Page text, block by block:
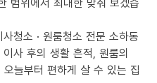
청소 · 원룸청소 전문 소하동
사 후의 생활 흔적, 원룸의
늘부터 편하게 살 수 있는 집